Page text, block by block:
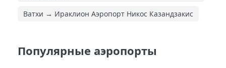
Ватхи → Ираклион Аэропорт Никос Казандзакис
Популярные аэропорты